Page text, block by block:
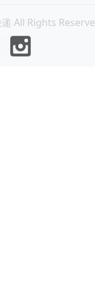
All Rights